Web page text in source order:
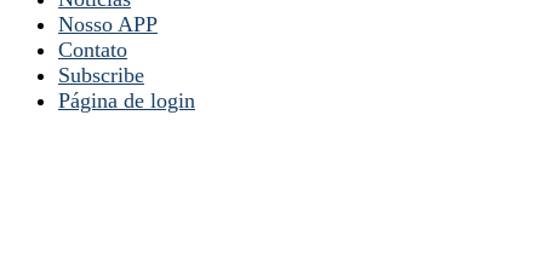
Nosso APP
Contato
Subscribe
Página de login